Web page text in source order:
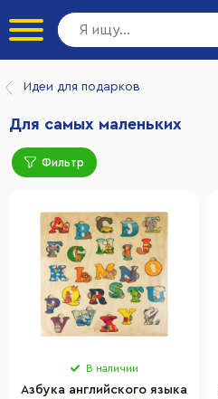
Идеи для подарков
Для самых маленьких
Фильтр
В наличии
Азбука английского языка